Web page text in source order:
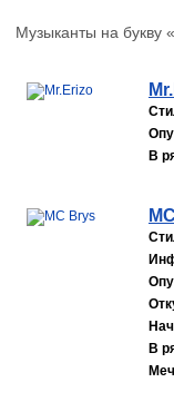
Музыканты на букву «
В
В